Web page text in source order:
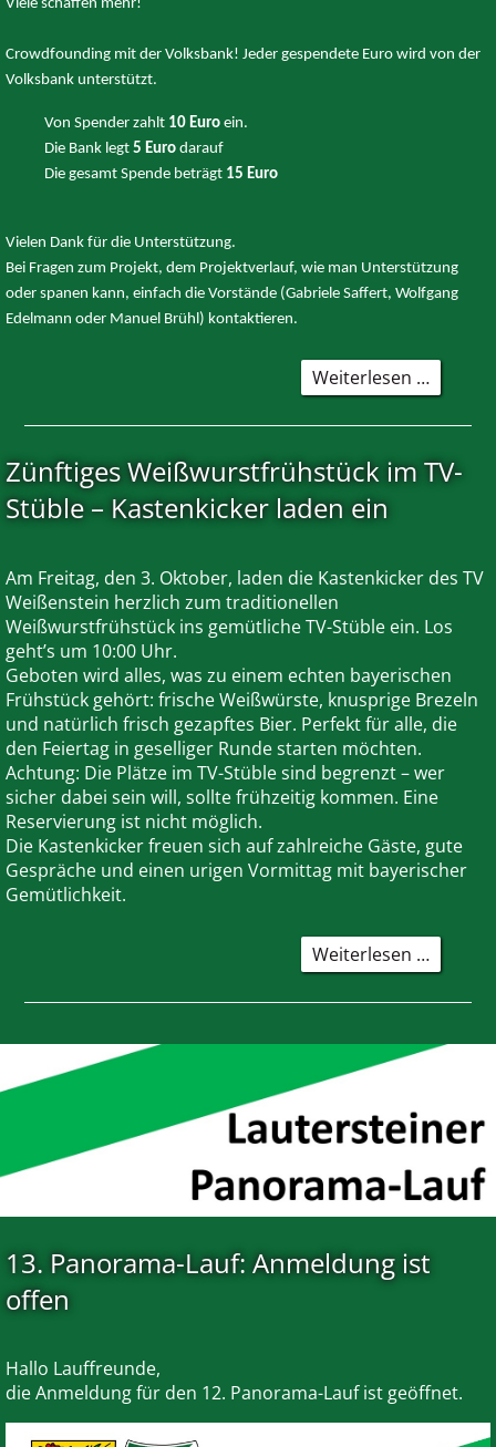
Viele schaffen mehr!
Crowdfounding mit der Volksbank! Jeder gespendete Euro wird von der
Volksbank unterstützt.
Von Spender zahlt 10 Euro ein.
Die Bank legt 5 Euro darauf
Die gesamt Spende beträgt 15 Euro
Vielen Dank für die Unterstützung.
Bei Fragen zum Projekt, dem Projektverlauf, wie man Unterstützung
oder spanen kann, einfach die Vorstände (Gabriele Saffert, Wolfgang
Edelmann oder Manuel Brühl) kontaktieren.
Weiterlesen …
der
Zünftiges Weißwurstfrühstück im TV-
Stüble – Kastenkicker laden ein
Am Freitag, den 3. Oktober, laden die Kastenkicker des TV
Weißenstein herzlich zum traditionellen
Weißwurstfrühstück ins gemütliche TV-Stüble ein. Los
geht’s um 10:00 Uhr.
Geboten wird alles, was zu einem echten bayerischen
Frühstück gehört: frische Weißwürste, knusprige Brezeln
und natürlich frisch gezapftes Bier. Perfekt für alle, die
den Feiertag in geselliger Runde starten möchten.
Achtung: Die Plätze im TV-Stüble sind begrenzt – wer
sicher dabei sein will, sollte frühzeitig kommen. Eine
Reservierung ist nicht möglich.
Die Kastenkicker freuen sich auf zahlreiche Gäste, gute
Gespräche und einen urigen Vormittag mit bayerischer
Gemütlichkeit.
Weiterlesen …
im
Stüble
laden
ein
13. Panorama-Lauf: Anmeldung ist
offen
Hallo Lauffreunde,
die Anmeldung für den 12. Panorama-Lauf ist geöffnet.